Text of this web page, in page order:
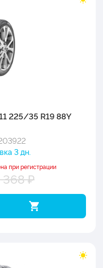
225/35 R19 88Y
3 дн.
при регистрации
368 ₽